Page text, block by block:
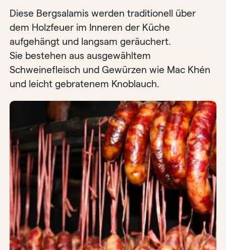
Diese Bergsalamis werden traditionell über
dem Holzfeuer im Inneren der Küche
aufgehängt und langsam geräuchert.
Sie bestehen aus ausgewähltem
Schweinefleisch und Gewürzen wie Mac Khén
und leicht gebratenem Knoblauch.